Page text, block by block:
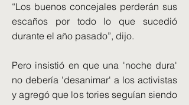
“Los buenos concejales perderán sus
escaños por todo lo que sucedió
durante el año pasado”, dijo.
Pero insistió en que una 'noche dura'
no debería 'desanimar' a los activistas
y agregó que los tories seguían siendo